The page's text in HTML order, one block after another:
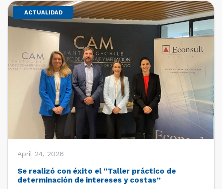
ACTUALIDAD
April 24, 2026
Se realizó con éxito el “Taller práctico de
determinación de intereses y costas”